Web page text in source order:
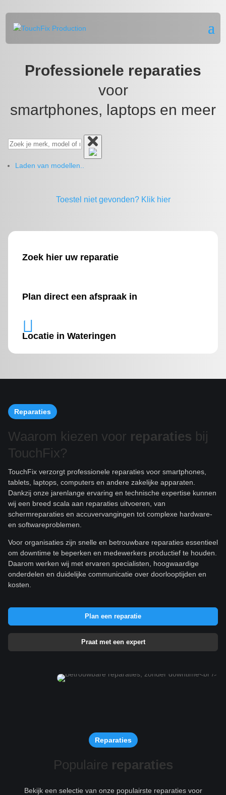
Professionele reparaties
voor
smartphones, laptops en meer
Laden van modellen..
Toestel niet gevonden? Klik hier
Zoek hier uw reparatie
Plan direct een afspraak in

Locatie in Wateringen
Reparaties
Waarom kiezen voor reparaties bij
TouchFix?
TouchFix verzorgt professionele reparaties voor smartphones,
tablets, laptops, computers en andere zakelijke apparaten.
Dankzij onze jarenlange ervaring en technische expertise kunnen
wij een breed scala aan reparaties uitvoeren, van
schermreparaties en accuvervangingen tot complexe hardware-
en softwareproblemen.
Voor organisaties zijn snelle en betrouwbare reparaties essentieel
om downtime te beperken en medewerkers productief te houden.
Daarom werken wij met ervaren specialisten, hoogwaardige
onderdelen en duidelijke communicatie over doorlooptijden en
kosten.
Plan een reparatie
Praat met een expert
Reparaties
Populaire reparaties
Bekijk een selectie van onze populairste reparaties voor